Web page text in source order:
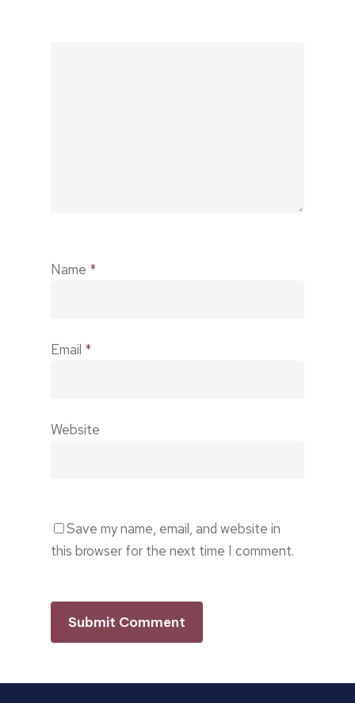
Name *
Email *
Website
Save my name, email, and website in
this browser for the next time I comment.